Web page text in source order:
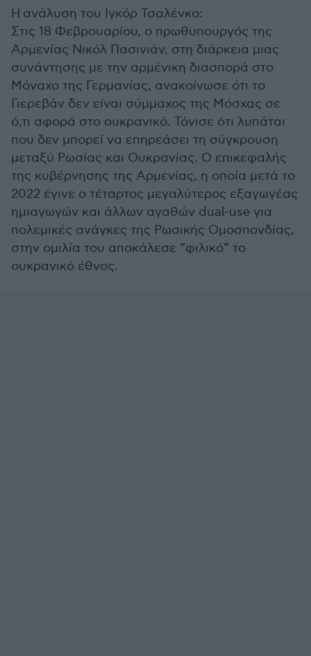
Η ανάλυση του Ιγκόρ Τσαλένκο:
Στις 18 Φεβρουαρίου, ο πρωθυπουργός της
Αρμενίας Νικόλ Πασινιάν, στη διάρκεια μιας
συνάντησης με την αρμένικη διασπορά στο
Μόναχο της Γερμανίας, ανακοίνωσε ότι το
Γιερεβάν δεν είναι σύμμαχος της Μόσχας σε
ό,τι αφορά στο ουκρανικό. Τόνισε ότι λυπάται
που δεν μπορεί να επηρεάσει τη σύγκρουση
μεταξύ Ρωσίας και Ουκρανίας. Ο επικεφαλής
της κυβέρνησης της Αρμενίας, η οποία μετά το
2022 έγινε ο τέταρτος μεγαλύτερος εξαγωγέας
ημιαγωγών και άλλων αγαθών dual-use για
πολεμικές ανάγκες της Ρωσικής Ομοσπονδίας,
στην ομιλία του αποκάλεσε “φιλικό” το
ουκρανικό έθνος.